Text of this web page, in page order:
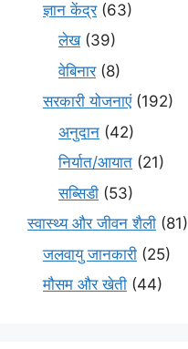
ज्ञान केंद्र(63)
लेख(39)
वेबिनार(8)
सरकारी योजनाएं(192)
अनुदान (42)
निर्यात/आयात (21)
सब्सिडी (53)
स्वास्थ्य और जीवन शैली (81)
जलवायु जानकारी (25)
मौसम और खेती (44)